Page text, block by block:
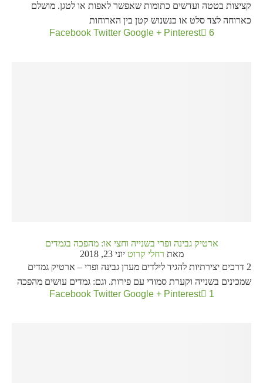
קציצות בטטה ועדשים כתומות שאפשר לאפות או לטגן. מושלם
כארוחה לצד סלט או כנשנוש קטן בין הארוחות
6
Facebook Twitter Google + Pinterest
ארטיק גבינה ופרי בשנייה וחצי או: מהפכה בגמדים
מאת רחלי קרוט יוני 23, 2018
2 דרכים יצירתיות להגיד לילדים מעדן גבינה ופרי – ארטיק גמדים
שמכינים בשנייה וקערת סמודי עם פירות. וגם: גמדים עושים מהפכה
1
Facebook Twitter Google + Pinterest